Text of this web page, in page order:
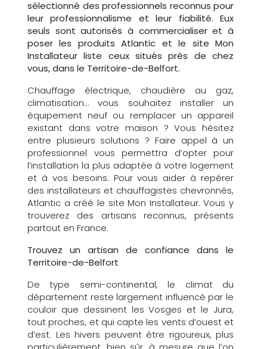
sélectionné des professionnels reconnus pour
leur professionnalisme et leur fiabilité. Eux
seuls sont autorisés à commercialiser et à
poser les produits Atlantic et le site Mon
Installateur liste ceux situés près de chez
vous, dans le Territoire-de-Belfort.
Chauffage électrique, chaudière au gaz,
climatisation… vous souhaitez installer un
équipement neuf ou remplacer un appareil
existant dans votre maison ? Vous hésitez
entre plusieurs solutions ? Faire appel à un
professionnel vous permettra d’opter pour
l’installation la plus adaptée à votre logement
et à vos besoins. Pour vous aider à repérer
des installateurs et chauffagistes chevronnés,
Atlantic a créé le site Mon Installateur. Vous y
trouverez des artisans reconnus, présents
partout en France.
Trouvez un artisan de confiance dans le
Territoire-de-Belfort
De type semi-continental, le climat du
département reste largement influencé par le
couloir que dessinent les Vosges et le Jura,
tout proches, et qui capte les vents d’ouest et
d’est. Les hivers peuvent être rigoureux, plus